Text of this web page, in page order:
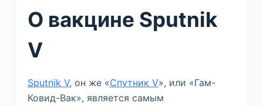
О вакцине Sputnik
V
Sputnik V, он же «Спутник V», или «Гам-
Ковид-Вак», является самым